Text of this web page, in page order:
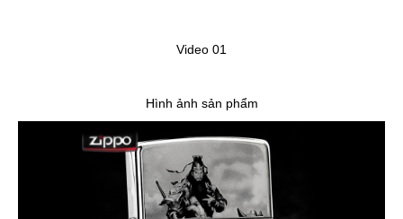
Video 01
Hình ảnh sản phẩm